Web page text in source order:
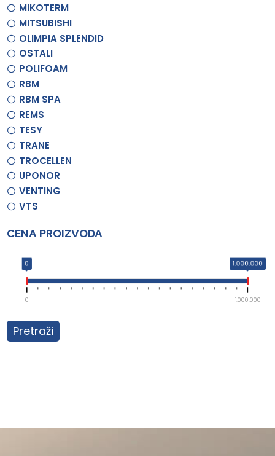
MIKOTERM
MITSUBISHI
OLIMPIA SPLENDID
OSTALI
POLIFOAM
RBM
RBM SPA
REMS
TESY
TRANE
TROCELLEN
UPONOR
VENTING
VTS
CENA PROIZVODA
0 1.000.000
0 1.000.000
Pretraži